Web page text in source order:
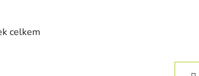
celkem